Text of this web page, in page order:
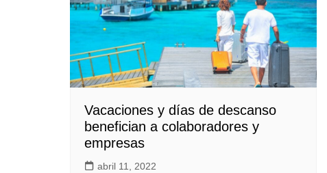
Vacaciones y días de descanso
benefician a colaboradores y
empresas
abril 11, 2022